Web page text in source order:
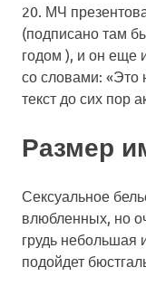
20. МЧ
(подписано там
годом ), и он еще
со словами: «Это
текст до сих пор
Размер
Сексуальное
влюбленных, но
грудь
подойдет